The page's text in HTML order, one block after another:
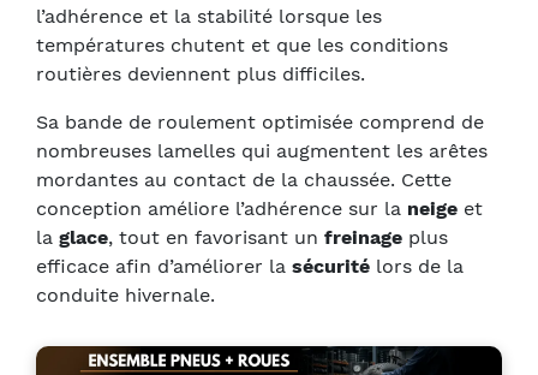
l’adhérence et la stabilité lorsque les
températures chutent et que les conditions
routières deviennent plus difficiles.
Sa bande de roulement optimisée comprend de
nombreuses lamelles qui augmentent les arêtes
mordantes au contact de la chaussée. Cette
conception améliore l’adhérence sur la neige et
la glace, tout en favorisant un freinage plus
efficace afin d’améliorer la sécurité lors de la
conduite hivernale.